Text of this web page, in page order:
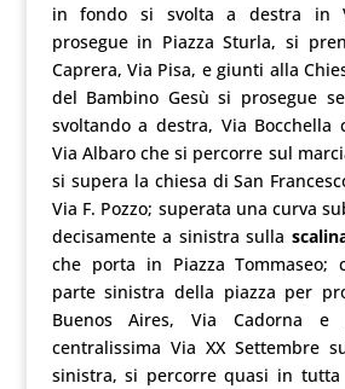
in fondo si svolta a destra in
prosegue in Piazza Sturla, si
Caprera, Via Pisa, e giunti alla
del Bambino Gesù si prosegue
svoltando a destra, Via
Via Albaro che si percorre sul
si supera la chiesa di San
Via F. Pozzo; superata una curva
decisamente a sinistra sulla
che porta in Piazza Tommaseo;
parte sinistra della piazza per
Buenos Aires, Via Cadorna e
centralissima Via XX Settembre
sinistra, si percorre quasi in tutta